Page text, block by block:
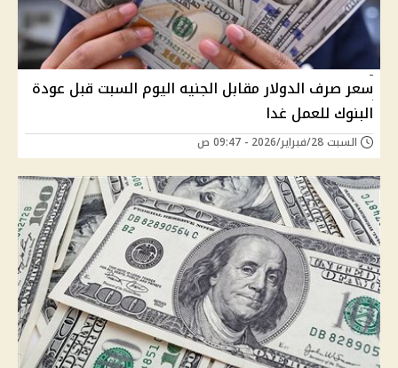
سعر صرف الدولار مقابل الجنيه اليوم السبت قبل عودة
البنوك للعمل غدا
السبت 28/فبراير/2026 - 09:47 ص